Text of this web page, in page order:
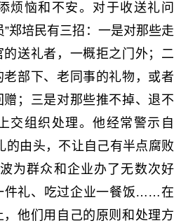
烦恼和不安。对于收送礼问
郑培民有三招：一是对那些走
送礼者，一概拒之门外；二
部下、老同事的礼物，或者
；三是对那些推不掉、退不
交组织处理。他经常警示自
的由头，不让自己有半点腐败
为群众和企业办了无数次好
件礼、吃过企业一餐饭……在
他们用自己的原则和处理方